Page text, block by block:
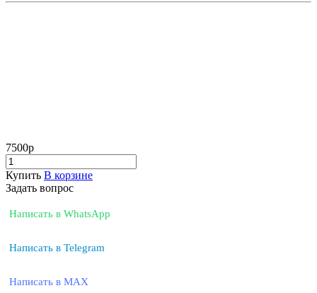
7500р
Купить В корзине
Задать вопрос
Написать в WhatsApp
Написать в Telegram
Написать в MAX